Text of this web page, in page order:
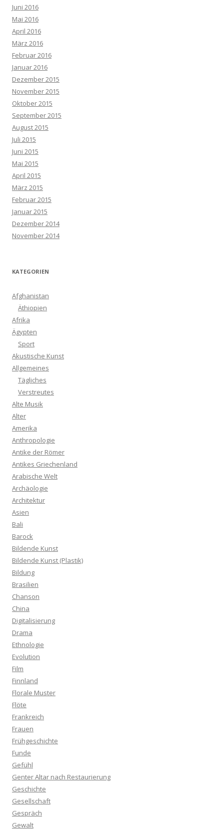
Juni 2016
Mai 2016
April 2016
März 2016
Februar 2016
Januar 2016
Dezember 2015
November 2015
Oktober 2015
September 2015
August 2015
Juli 2015
Juni 2015
Mai 2015
April 2015
März 2015
Februar 2015
Januar 2015
Dezember 2014
November 2014
KATEGORIEN
Afghanistan
Äthiopien
Afrika
Ägypten
Sport
Akustische Kunst
Allgemeines
Tägliches
Verstreutes
Alte Musik
Alter
Amerika
Anthropologie
Antike der Römer
Antikes Griechenland
Arabische Welt
Archäologie
Architektur
Asien
Bali
Barock
Bildende Kunst
Bildende Kunst (Plastik)
Bildung
Brasilien
Chanson
China
Digitalisierung
Drama
Ethnologie
Evolution
Film
Finnland
Florale Muster
Flöte
Frankreich
Frauen
Frühgeschichte
Funde
Gefühl
Genter Altar nach Restaurierung
Geschichte
Gesellschaft
Gespräch
Gewalt